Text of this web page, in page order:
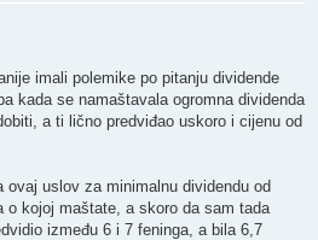
imali polemike po pitanju dividende
kada se namaštavala ogromna dividenda
a ti lično predviđao uskoro i cijenu od
ovaj uslov za minimalnu dividendu od
o kojoj maštate, a skoro da sam tada
između 6 i 7 feninga, a bila 6,7